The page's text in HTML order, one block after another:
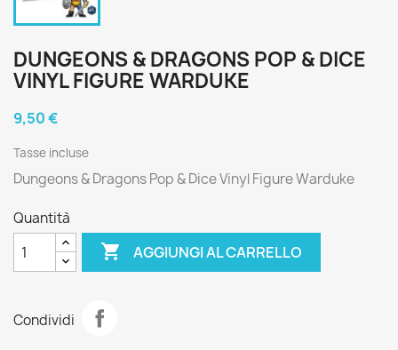
DUNGEONS & DRAGONS POP & DICE
VINYL FIGURE WARDUKE
9,50 €
Tasse incluse
Dungeons & Dragons Pop & Dice Vinyl Figure Warduke
Quantità
 AGGIUNGI AL CARRELLO
Condividi